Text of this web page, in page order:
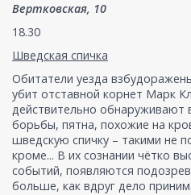
Вертковская, 10
18.30
Шведская спичка
Обитатели уезда
убит отставной корнет Марк
действительно обнаруживают
борьбы, пятна, похожие на
шведскую спичку – такими не
кроме... В их сознании чётко
событий, появляются
больше, как вдруг дело